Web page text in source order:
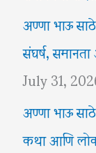
अण्णा भाऊ
संघर्ष,
July 31,
अण्णा भाऊ
कथा आणि